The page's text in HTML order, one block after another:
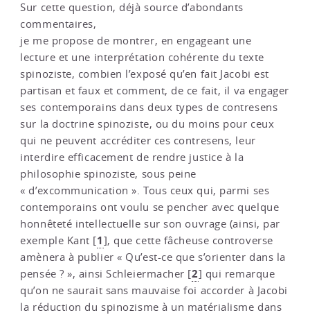
Sur cette question, déjà source d’abondants
commentaires,
je me propose de montrer, en engageant une
lecture et une interprétation cohérente du texte
spinoziste, combien l’exposé qu’en fait Jacobi est
partisan et faux et comment, de ce fait, il va engager
ses contemporains dans deux types de contresens
sur la doctrine spinoziste, ou du moins pour ceux
qui ne peuvent accréditer ces contresens, leur
interdire efficacement de rendre justice à la
philosophie spinoziste, sous peine
« d’excommunication ». Tous ceux qui, parmi ses
contemporains ont voulu se pencher avec quelque
honnêteté intellectuelle sur son ouvrage (ainsi, par
exemple Kant [1], que cette fâcheuse controverse
amènera à publier « Qu’est-ce que s’orienter dans la
pensée ? », ainsi Schleiermacher [2] qui remarque
qu’on ne saurait sans mauvaise foi accorder à Jacobi
la réduction du spinozisme à un matérialisme dans